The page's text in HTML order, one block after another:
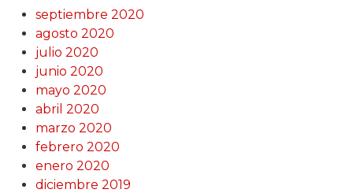
septiembre 2020
agosto 2020
julio 2020
junio 2020
mayo 2020
abril 2020
marzo 2020
febrero 2020
enero 2020
diciembre 2019